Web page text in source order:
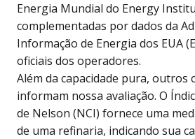
Energia Mundial do Energy
complementadas por dados da
Informação de Energia dos EUA
oficiais dos operadores.
Além da capacidade pura, outros
informam nossa avaliação. O
de Nelson (NCI) fornece uma
de uma refinaria, indicando sua